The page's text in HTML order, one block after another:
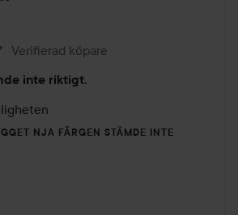
skapades 8 år
Verifierad köpare
inte riktigt.
NJA FÄRGEN STÄMDE INTE